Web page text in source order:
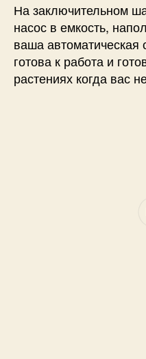
На заключительном
насос в емкость,
ваша автоматическая
готова к работа и
растениях когда вас